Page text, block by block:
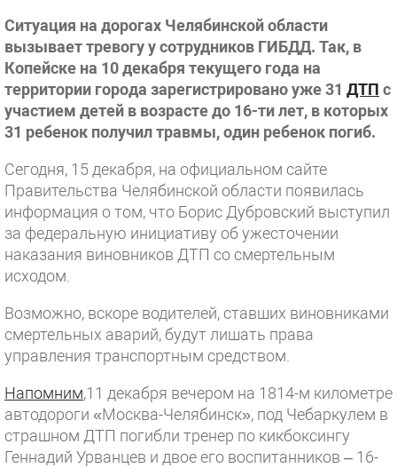
Ситуация на дорогах Челябинской области
вызывает тревогу у сотрудников ГИБДД. Так, в
Копейске на 10 декабря текущего года на
территории города зарегистрировано уже 31 ДТП с
участием детей в возрасте до 16-ти лет, в которых
31 ребенок получил травмы, один ребенок погиб.
Сегодня, 15 декабря, на официальном сайте
Правительства Челябинской области появилась
информация о том, что Борис Дубровский выступил
за федеральную инициативу об ужесточении
наказания виновников ДТП со смертельным
исходом.
Возможно, вскоре водителей, ставших виновниками
смертельных аварий, будут лишать права
управления транспортным средством.
Напомним,11 декабря вечером на 1814-м километре
автодороги «Москва-Челябинск», под Чебаркулем в
страшном ДТП погибли тренер по кикбоксингу
Геннадий Урванцев и двое его воспитанников – 16-